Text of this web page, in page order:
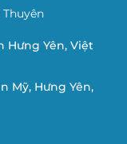
Hưng Yên, Việt
Mỹ, Hưng Yên,